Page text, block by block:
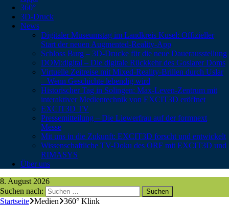
360°
3D-Druck
News
Digitaler Museumstag im Landkreis Kusel: Offizieller
Start der neuen Augmented-Reality-App
Schloss Burg – 3D-Drucke für die neue Dauerausstellung
DOM:digital – Die digitale Rückkehr des Goslarer Doms
Virtuelle Zeitreise mit Mixed-Reality-Brillen durch Uslar
– Wenn Geschichte lebendig wird
Historischer Tag in Solingen: Max-Leven-Zentrum mit
interaktiver Medientechnik von EXCIT3D eröffnet
EXCIT3D TV
Pressemitteilung – Die Liewerfrau auf der formnext
Messe
Mit uns in die Zukunft: EXCIT3D forscht und entwickelt
Wissenschaftliche TV-Doku des ORF mit EXCIT3D und
RIMASYS
Über uns
8. August 2026
Suchen nach:
Startseite Medien 360° Klink